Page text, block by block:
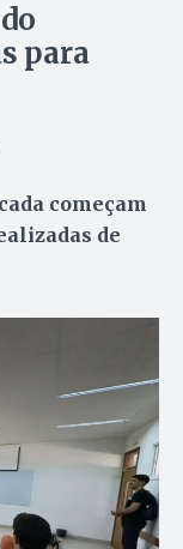
para
começam
de